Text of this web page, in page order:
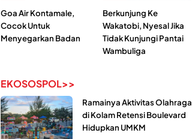
Goa Air Kontamale,
Cocok Untuk
Menyegarkan Badan
Berkunjung Ke
Wakatobi, Nyesal Jika
Tidak Kunjungi Pantai
Wambuliga
EKOSOSPOL>>
Ramainya Aktivitas Olahraga
di Kolam Retensi Boulevard
Hidupkan UMKM